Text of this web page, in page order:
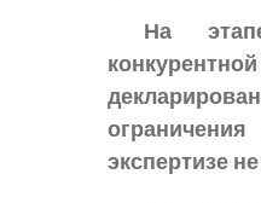
На
экспертизе